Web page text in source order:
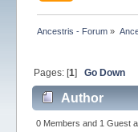
Ancestris - Forum »
Pages: [1] Go Down
Author
0 Members and 1 Guest